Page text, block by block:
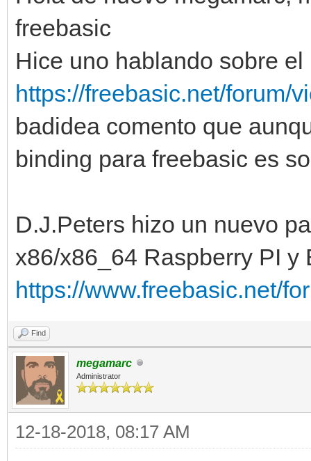
freebasic
Hice uno hablando sobre
https://freebasic.net/forum/
badidea comento que
binding para freebasic es
D.J.Peters hizo un nuevo
x86/x86_64 Raspberry PI y
https://www.freebasic.net/
Find
megamarc
Administrator
12-18-2018, 08:17 AM